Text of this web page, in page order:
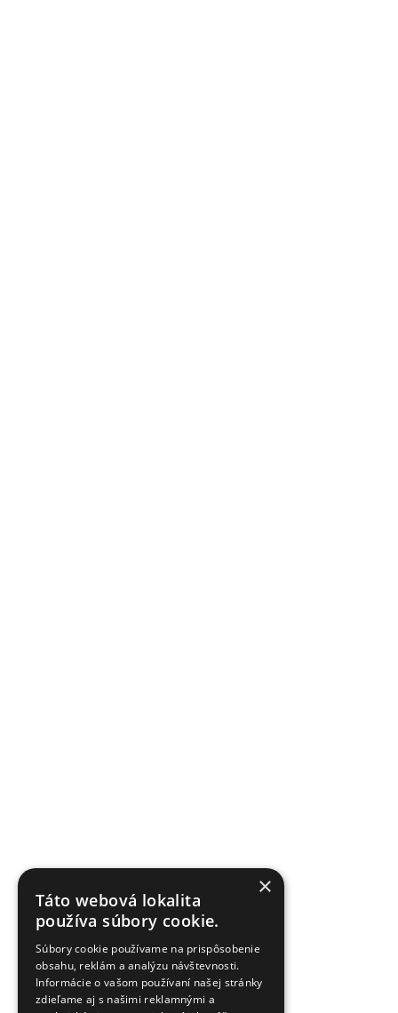
×
Táto webová lokalita
používa súbory cookie.
Súbory cookie používame na prispôsobenie
obsahu, reklám a analýzu návštevnosti.
Informácie o vašom používaní našej stránky
zdieľame aj s našimi reklamnými a